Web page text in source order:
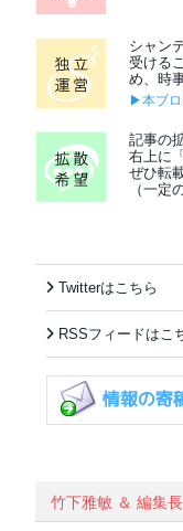
シャン
受ける
め、時
▶本ブロ
記事の
右上に
ぜひ転
（一定
Twitterはこちら
RSSフィードはこ
竹下雅敏 ＆ 編集